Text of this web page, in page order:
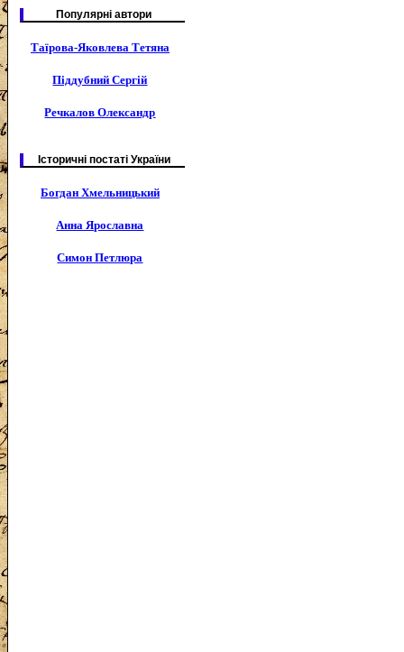
Популярні автори
Таїрова-Яковлева Тетяна
Піддубний Сергій
Речкалов Олександр
Історичні постаті України
Богдан Хмельницький
Анна Ярославна
Симон Петлюра